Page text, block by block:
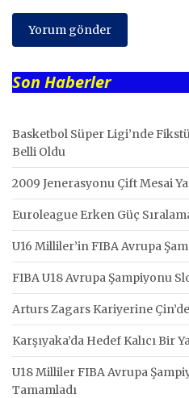
Son Haberler
Basketbol Süper Ligi’nde
Belli Oldu
2009 Jenerasyonu Çift Mesai
Euroleague Erken Güç
U16 Milliler’in FIBA Avrupa
FIBA U18 Avrupa Şampiyonu
Arturs Zagars Kariyerine
Karşıyaka’da Hedef Kalıcı Bir
U18 Milliler FIBA Avrupa
Tamamladı